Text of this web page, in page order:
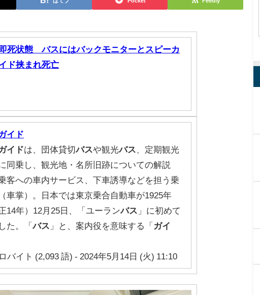
死状態 バスにはバックモニターとスピーカ
ド挟まれ死亡
イド
イドは、団体貸切バスや観光バス
、定期観光
同乗し、観光地・名所旧跡についての解説
客への車内サービス、下車誘導などを担う乗
車掌）。日本では東京乗合自動車が1925年
14年）12月25日、「ユーランバス 」に初めて
た。「 バス 」と、案内役を意味する「 ガイ
バイト (2,093 語) - 2024年5月14日 (火) 11:10